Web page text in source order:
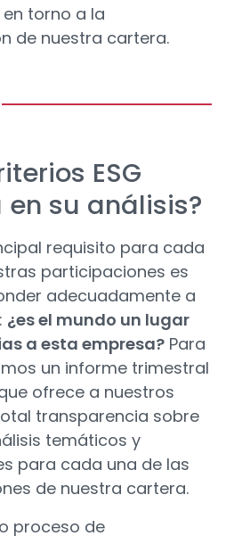
torno a la
de nuestra cartera.
ESG
en su análisis?
requisito para cada
participaciones es
adecuadamente a
¿es el mundo un lugar
a esta empresa? Para
un informe trimestral
ofrece a nuestros
transparencia sobre
temáticos y
para cada una de las
de nuestra cartera.
proceso de